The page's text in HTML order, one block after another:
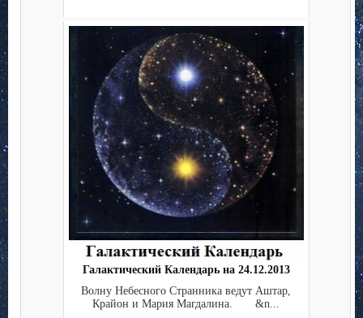
Галактический Календарь на 24.12.2013
Волну Небесного Странника ведут Аштар,
Крайон и Мария Магдалина. &n...